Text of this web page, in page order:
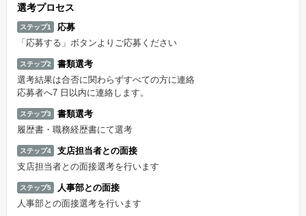
選考プロセス
ステップ1
応募
「応募する」ボタンよりご応募ください
ステップ2
書類選考
選考結果は合否に関わらずすべての方に連絡
応募者へ7 日以内に連絡します。
ステップ3
書類選考
履歴書・職務経歴書にて選考
ステップ4
支店担当者との面接
支店担当者との面接選考を行います
ステップ5
人事部との面接
人事部との面接選考を行います